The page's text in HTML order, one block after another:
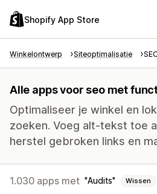
Shopify App Store
Winkelontwerp Siteoptimalisatie
Alle apps voor seo met
Optimaliseer je winkel en
zoeken. Voeg alt-tekst toe
herstel gebroken links en
1.030 apps met Audits Wissen